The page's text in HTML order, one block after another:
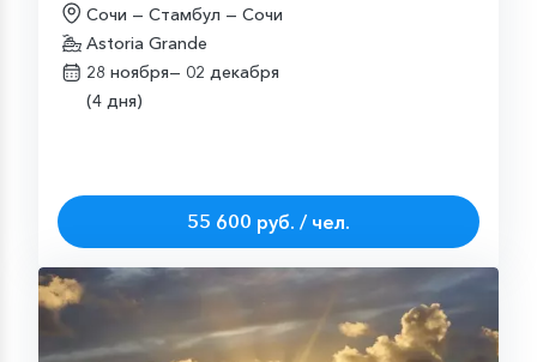
Сочи — Стамбул — Сочи
Astoria Grande
28 ноября— 02 декабря
(4 дня)
55 600 руб. / чел.